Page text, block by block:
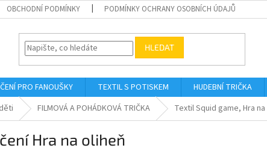
OBCHODNÍ PODMÍNKY PODMÍNKY OCHRANY OSOBNÍCH ÚDAJŮ
HLEDAT
PRO FANOUŠKY TEXTIL S POTISKEM HUDEBNÍ TRIČKA
FILMOVÁ A POHÁDKOVÁ TRIČKA Textil Squid game, Hra
Hra na oliheň